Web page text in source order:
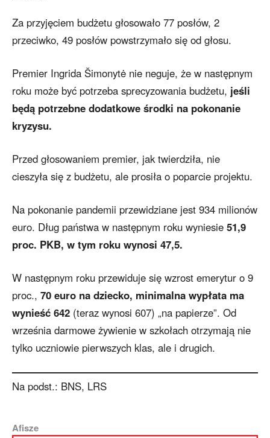
Za przyjęciem budżetu głosowało 77 posłów, 2
przeciwko, 49 posłów powstrzymało się od głosu.
Premier Ingrida Šimonytė nie neguje, że w następnym
roku może być potrzeba sprecyzowania budżetu, jeśli
będą potrzebne dodatkowe środki na pokonanie
kryzysu.
Przed głosowaniem premier, jak twierdziła, nie
cieszyła się z budżetu, ale prosiła o poparcie projektu.
Na pokonanie pandemii przewidziane jest 934 milionów
euro. Dług państwa w następnym roku wyniesie 51,9
proc. PKB, w tym roku wynosi 47,5.
W następnym roku przewiduje się wzrost emerytur o 9
proc., 70 euro na dziecko, minimalna wypłata ma
wynieść 642 (teraz wynosi 607) „na papierze”. Od
września darmowe żywienie w szkołach otrzymają nie
tylko uczniowie pierwszych klas, ale i drugich.
Na podst.: BNS, LRS
Afisze